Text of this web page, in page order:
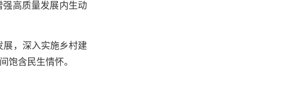
高质量发展内生动
展，深入实施乡村建
饱含民生情怀。